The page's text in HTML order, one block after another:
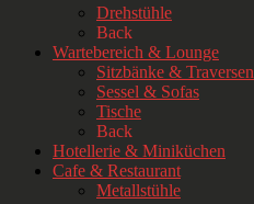
Drehstühle
Back
Wartebereich & Lounge
Sitzbänke & Traversen
Sessel & Sofas
Tische
Back
Hotellerie & Miniküchen
Cafe & Restaurant
Metallstühle